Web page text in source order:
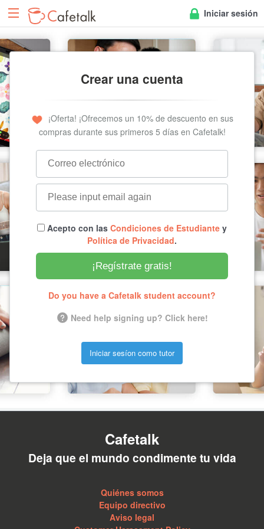
Iniciar sesión
Crear una cuenta
¡Oferta! ¡Ofrecemos un 10% de descuento en sus
compras durante sus primeros 5 días en Cafetalk!
Acepto con las Condiciones de Estudiante y
Política de Privacidad.
¡Regístrate gratis!
Do you have a Cafetalk student account?
Need help signing up? Click here!
Iniciar sesíon como tutor
Cafetalk
Deja que el mundo condimente tu vida
Quiénes somos
Equipo directivo
Aviso legal